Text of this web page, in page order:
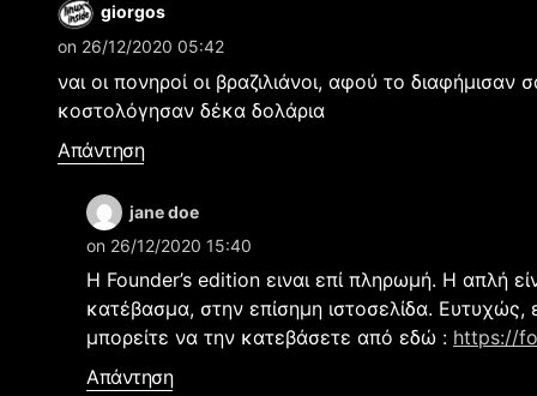
giorgos
on 26/12/2020 05:42
ναι οι πονηροί οι βραζιλιάνοι, αφού το
κοστολόγησαν δέκα δολάρια
Απάντηση
jane doe
on 26/12/2020 15:40
Η Founder’s edition ειναι επί πληρωμή. Η απλή
κατέβασμα, στην επίσημη ιστοσελίδα. Ευτυχώς,
μπορείτε να την κατεβάσετε από εδώ : https://
Απάντηση